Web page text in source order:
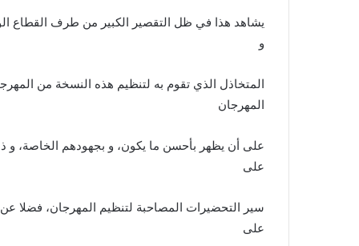
يشاهد هذا في ظل التقصير الكبير من طرف القطاع
و
المتخاذل الذي تقوم به لتنظيم هذه النسخة من
المهرجان
على أن يظهر بأحسن ما يكون، و بجهودهم الخاصة، و
على
سير التحضيرات المصاحبة لتنظيم المهرجان، فضلا عن
على